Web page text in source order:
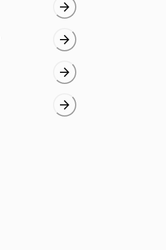
arrow_forward
arrow_forward
arrow_forward
arrow_forward